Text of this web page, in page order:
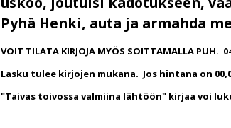
Pyhä Henki, auta ja armahda
VOIT TILATA KIRJOJA MYÖS SOITTAMALLA PUH.
Lasku tulee kirjojen mukana. Jos hintana on
"Taivas toivossa valmiina lähtöön" kirjaa voi